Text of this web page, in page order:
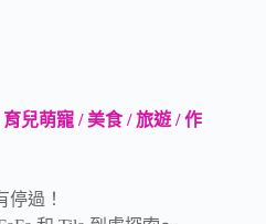
兒萌寵 / 美食 / 旅遊 / 作
過！